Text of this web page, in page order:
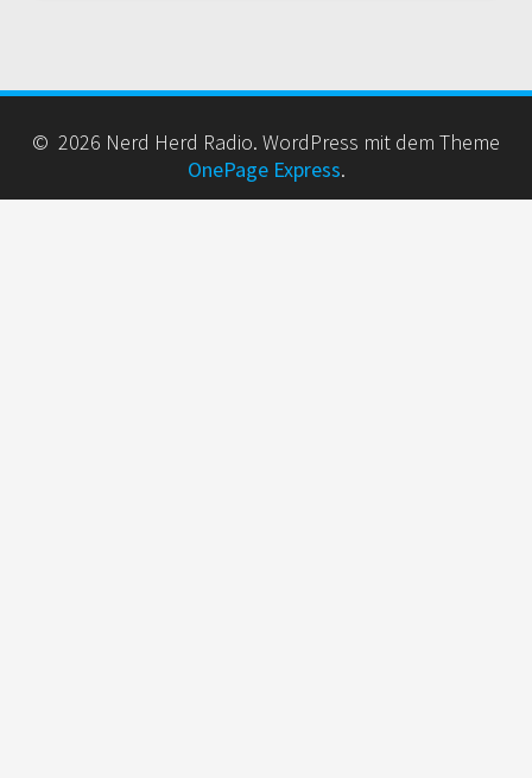
© 2026 Nerd Herd Radio. WordPress mit dem Theme
OnePage Express.